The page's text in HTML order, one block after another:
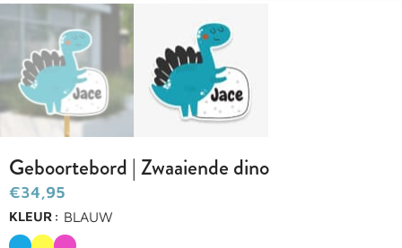
Geboortebord | Zwaaiende dino
€
KLEUR BLAUW